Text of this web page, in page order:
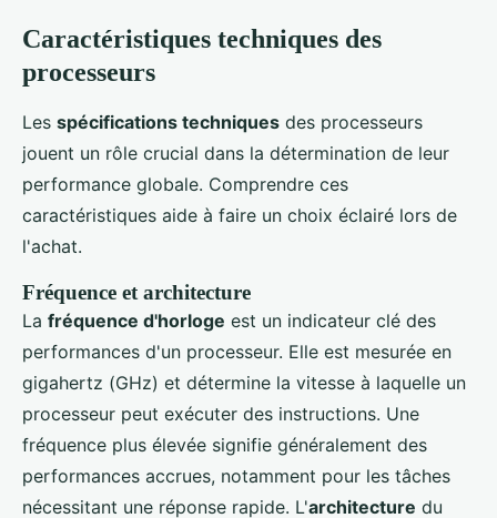
Caractéristiques techniques des
processeurs
Les spécifications techniques des processeurs
jouent un rôle crucial dans la détermination de leur
performance globale. Comprendre ces
caractéristiques aide à faire un choix éclairé lors de
l'achat.
Fréquence et architecture
La fréquence d'horloge est un indicateur clé des
performances d'un processeur. Elle est mesurée en
gigahertz (GHz) et détermine la vitesse à laquelle un
processeur peut exécuter des instructions. Une
fréquence plus élevée signifie généralement des
performances accrues, notamment pour les tâches
nécessitant une réponse rapide. L'architecture du